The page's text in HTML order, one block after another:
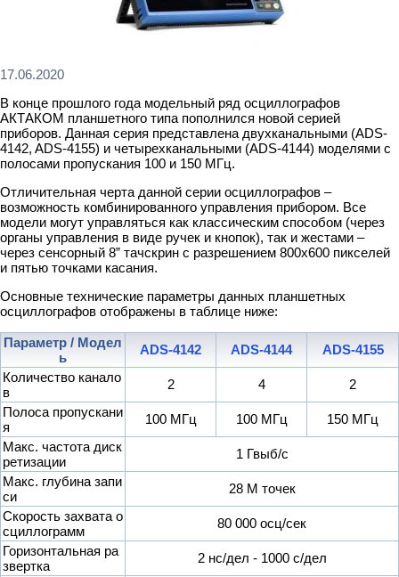
17.06.2020
В конце прошлого года модельный ряд осциллографов
АКТАКОМ планшетного типа пополнился новой серией
приборов. Данная серия представлена двухканальными (ADS-
4142, ADS-4155) и четырехканальными (ADS-4144) моделями с
полосами пропускания 100 и 150 МГц.
Отличительная черта данной серии осциллографов –
возможность комбинированного управления прибором. Все
модели могут управляться как классическим способом (через
органы управления в виде ручек и кнопок), так и жестами –
через сенсорный 8” тачскрин с разрешением 800х600 пикселей
и пятью точками касания.
Основные технические параметры данных планшетных
осциллографов отображены в таблице ниже:
Параметр / Модел
ь
ADS-4142 ADS-4144
ADS-4155
Количество канало
в
2 4
2
Полоса пропускани
я
100 МГц 100 МГц
150 МГц
Макс. частота диск
ретизации
1 Гвыб/с
Макс. глубина запи
си
28 М точек
Скорость захвата о
сциллограмм
80 000 осц/сек
Горизонтальная ра
звертка
2 нс/дел - 1000 с/дел